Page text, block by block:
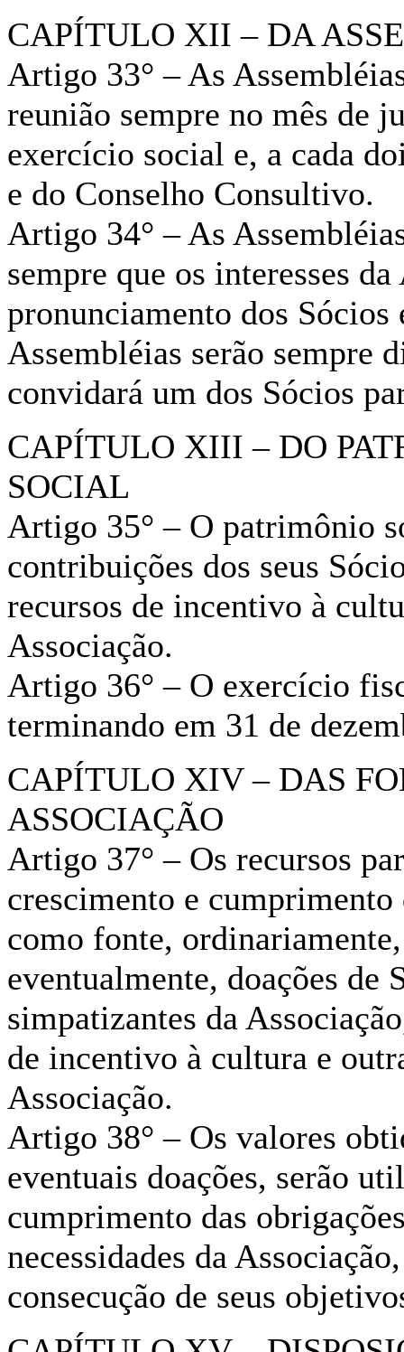
CAPÍTULO XII – DA
Artigo 33° – As
reunião sempre no mês de
exercício social e, a cada
e do Conselho Consultivo.
Artigo 34° – As
sempre que os interesses
pronunciamento dos
Assembléias serão sempre
convidará um dos Sócios
CAPÍTULO XIII – DO
SOCIAL
Artigo 35° – O patrimônio
contribuições dos seus
recursos de incentivo à
Associação.
Artigo 36° – O exercício
terminando em 31 de
CAPÍTULO XIV – DAS
ASSOCIAÇÃO
Artigo 37° – Os recursos
crescimento e
como fonte,
eventualmente, doações de
simpatizantes da
de incentivo à cultura e
Associação.
Artigo 38° – Os valores
eventuais doações, serão
cumprimento das
necessidades da
consecução de seus